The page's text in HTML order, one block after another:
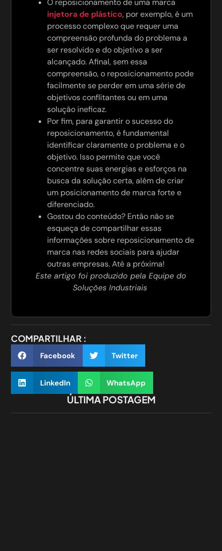
O reposicionamento de uma marca
injetora de plástico, por exemplo, é um
processo complexo que requer uma
compreensão profunda do problema a
ser resolvido e do objetivo a ser
alcançado. Afinal, sem essa
compreensão, o reposicionamento pode
facilmente se perder em uma série de
objetivos conflitantes ou em uma
solução ineficaz.
Por fim, para garantir o sucesso do
reposicionamento, é fundamental
identificar claramente o problema e o
objetivo. Isso permite que você
concentre suas energias e esforços na
busca da solução certa, além de criar
um posicionamento de marca forte e
diferenciado.
Gostou do conteúdo? Então não se
esqueça de compartilhar essas
informações sobre reposicionamento de
marca nas redes sociais para ajudar
outras empresas. Até a próxima!
Este artigo foi produzido pela Equipe do
Soluções Industriais
COMPARTILHAR :
Facebook Twitter
LinkedIn WhatsApp
ÚLTIMA POSTAGEM